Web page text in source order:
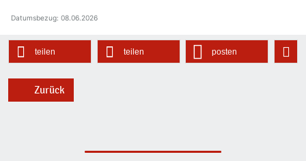
Datumsbezug: 08.06.2026
teilen teilen posten
Zurück